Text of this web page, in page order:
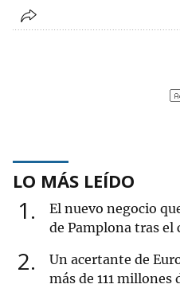
LO MÁS LEÍDO
1
El nuevo negocio
de Pamplona tras el
2
Un acertante de
más de 111 millones